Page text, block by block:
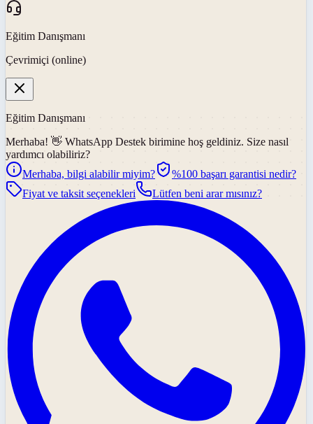
Eğitim Danışmanı
Çevrimiçi (online)
Eğitim Danışmanı
Merhaba! 👋 WhatsApp Destek birimine hoş geldiniz. Size nasıl
yardımcı olabiliriz?
Merhaba, bilgi alabilir miyim?
%100 başarı garantisi nedir?
Fiyat ve taksit seçenekleri
Lütfen beni arar mısınız?